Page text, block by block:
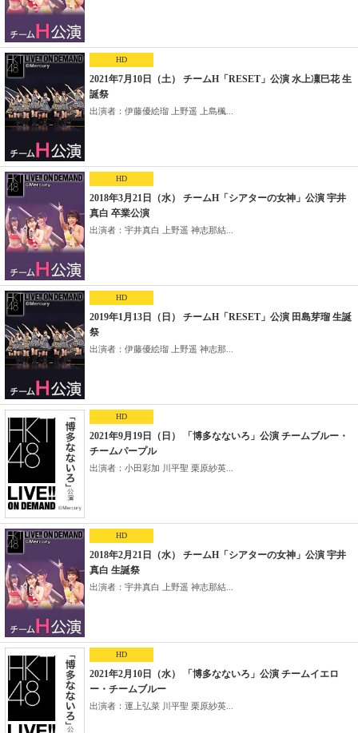
HD
2021年7月10日（土） チームH「RESET」公演 水上凜巳花 生
誕祭
出演者：伊藤優絵瑠 上野遥 上島楓...
HD
2018年3月21日（水） チームH「シアターの女神」公演 宇井
真白 卒業公演
出演者：宇井真白 上野遥 神志那結...
HD
2019年1月13日（日） チームH「RESET」公演 田島芽瑠 生誕
祭
出演者：伊藤優絵瑠 上野遥 神志那...
HD
2021年9月19日（日） 「博多なないろ」公演 チームブルー・
チームパープル
出演者：小田彩加 川平聖 栗原紗英...
HD
2018年2月21日（水） チームH「シアターの女神」公演 宇井
真白 生誕祭
出演者：宇井真白 上野遥 神志那結...
HD
2021年2月10日（水） 「博多なないろ」公演 チームイエロ
ー・チームブルー
出演者：運上弘菜 川平聖 栗原紗英...